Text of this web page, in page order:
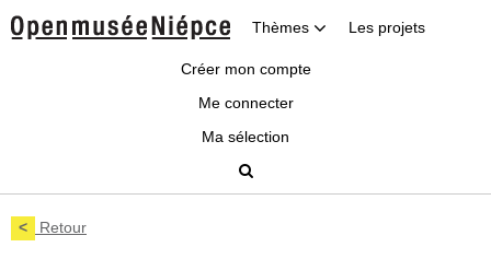
Thèmes Les projets
Créer mon compte
Me connecter
Ma sélection
< Retour